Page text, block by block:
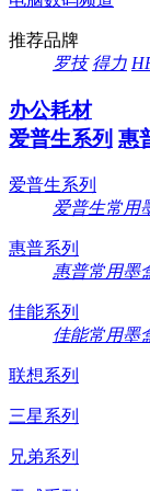
推荐品牌
罗技 得力
办公耗材
爱普生系列 惠
爱普生系列
爱普生常用
惠普系列
惠普常用墨
佳能系列
佳能常用墨
联想系列
三星系列
兄弟系列